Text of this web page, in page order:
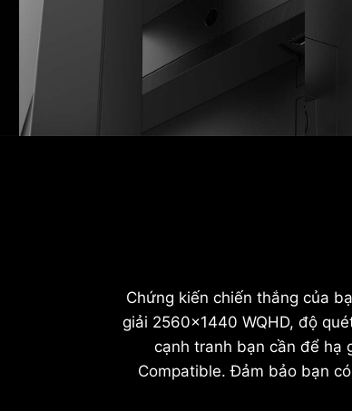
Chứng kiến chiến thắng của
giải 2560x1440 WQHD, độ
cạnh tranh bạn cần để hạ
Compatible. Đảm bảo bạn